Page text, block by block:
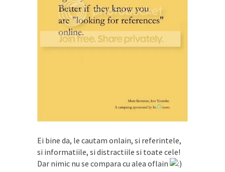
Ei bine da, le cautam onlain, si referintele,
si informatiile, si distractiile si toate cele!
Dar nimic nu se compara cu alea oflain